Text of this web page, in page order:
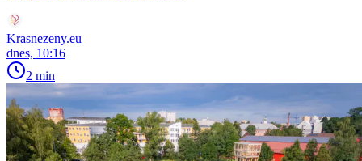
Krasnezeny.eu
dnes, 10:16
2 min